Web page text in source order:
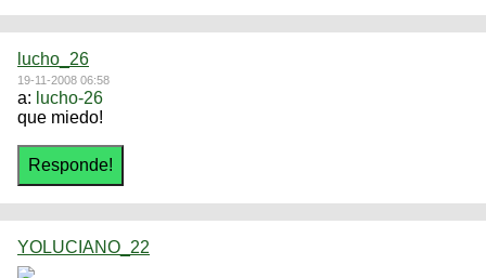
lucho_26
19-11-2008 06:58
a: lucho-26
que miedo!
YOLUCIANO_22